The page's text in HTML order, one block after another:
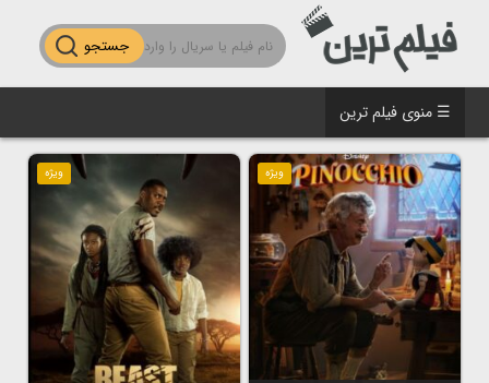
جستجو
☰ منوی فیلم ترین
ویژه ویژه